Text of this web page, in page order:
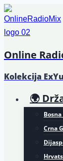
Skip
to
content
Online
Kolekcija
🌍
Crna